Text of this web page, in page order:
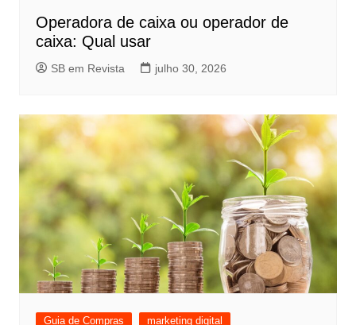
Operadora de caixa ou operador de
caixa: Qual usar
SB em Revista julho 30, 2026
Guia de Compras
marketing digital